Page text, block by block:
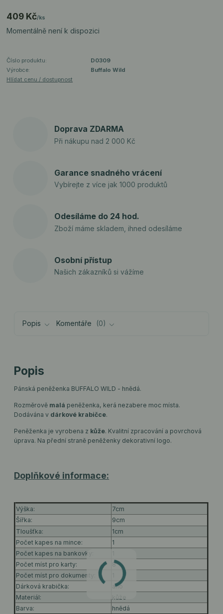
409 Kč/ks
Momentálně není k dispozici
Číslo produktu:
D0309
Výrobce:
Buffalo Wild
Hlídat cenu / dostupnost
Doprava ZDARMA
Při nákupu nad 2 000 Kč
Garance snadného vrácení
Vybírejte z více jak 1000 produktů
Odesíláme do 24 hod.
Zboží máme skladem, ihned odesíláme
Osobní přístup
Našich zákazníků si vážíme
Popis Komentáře 0
Popis
Pánská peněženka BUFFALO WILD - hnědá.
Rozměrově malá peněženka, kerá nezabere moc místa.
Dodávána v dárkové krabičce.
Peněženka je vyrobena z kůže. Kvalitní zpracování a povrchová
úprava. Na přední straně peněženky dekorativní logo.
Doplňkové informace:
Výška:
7cm
Šířka:
9cm
Tloušťka:
1cm
Počet kapes na mince:
1
Počet kapes na bankovky:
Počet míst pro karty:
8
Počet míst pro dokumenty:
Dárková krabička:
ano
Materiál:
kůže
Barva:
hnědá